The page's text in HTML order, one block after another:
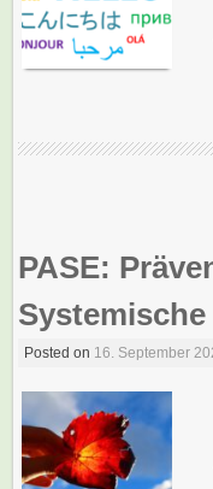
PASE:
Posted on 16. September